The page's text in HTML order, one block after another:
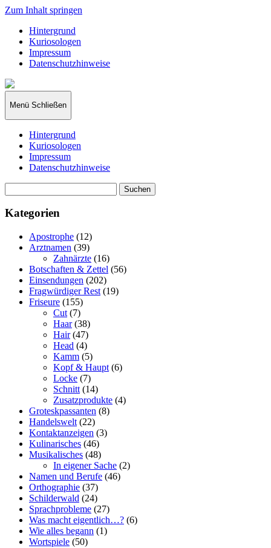
Zum Inhalt springen
Hintergrund
Kuriosologen
Impressum
Datenschutzhinweise
kuriosologie.de
Menü Schließen
Hintergrund
Kuriosologen
Impressum
Datenschutzhinweise
nach:
Kategorien
Apostrophe (12)
Arztnamen (39)
Zahnärzte (16)
Botschaften & Zettel (56)
Einsendungen (202)
Fragwürdiger Rest (19)
Friseure (155)
Cut (7)
Haar(38)
Hair(47)
Head (4)
Kamm (5)
Kopf & Haupt (6)
Locke (7)
Schnitt (14)
Zusatzprodukte (4)
Groteskpassanten (8)
Handelswelt (22)
Kontaktanzeigen (3)
Kulinarisches (46)
Musikalisches (48)
In eigener Sache (2)
Namen und Berufe (46)
Orthographie (37)
Schilderwald (24)
Sprachprobleme (27)
Was macht eigentlich…? (6)
Wie alles begann (1)
Wortspiele (50)